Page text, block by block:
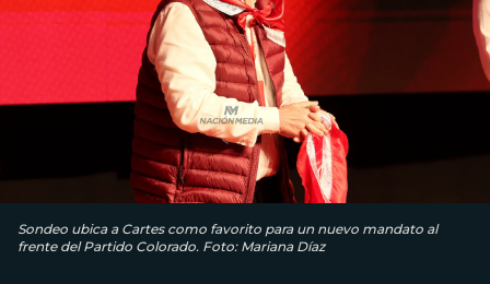
Sondeo ubica a Cartes como favorito para un nuevo mandato al
frente del Partido Colorado. Foto: Mariana Díaz